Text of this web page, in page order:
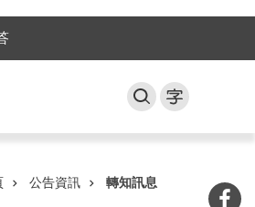
公告資訊 轉知訊息